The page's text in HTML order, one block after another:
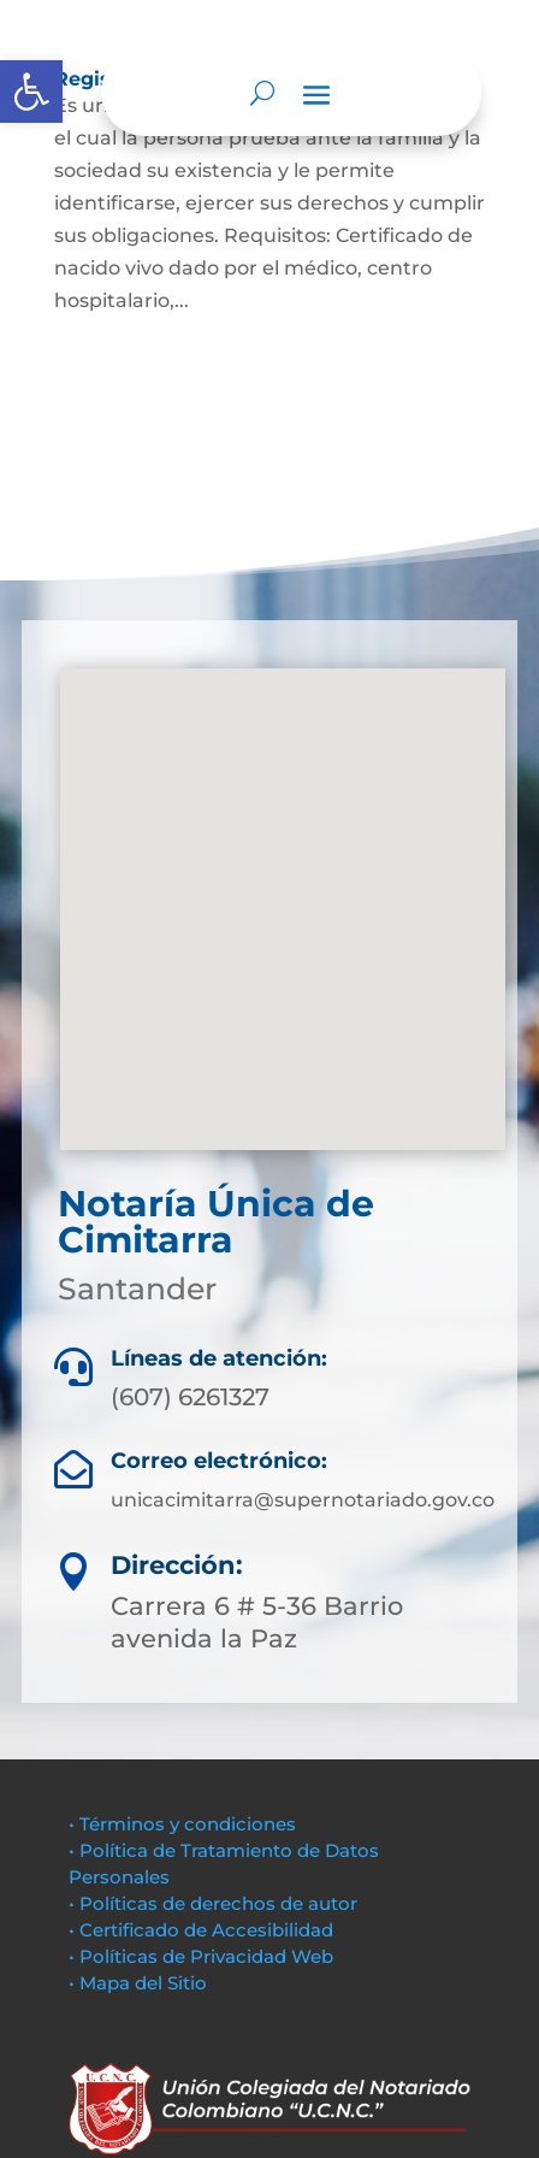
Abrir barra de herramientas
Registro Civil de Nacimiento
Es un documento indispensable mediante
el cual la persona prueba ante la familia y la
sociedad su existencia y le permite
identificarse, ejercer sus derechos y cumplir
sus obligaciones. Requisitos: Certificado de
nacido vivo dado por el médico, centro
hospitalario,...
Notaría Única de
Cimitarra
Santander
 Líneas de atención:
(607) 6261327
 Correo electrónico:
unicacimitarra@supernotariado.gov.co

Dirección:
Carrera 6 # 5-36 Barrio
avenida la Paz
• Términos y condiciones
• Política de Tratamiento de Datos
Personales
• Políticas de derechos de autor
• Certificado de Accesibilidad
• Políticas de Privacidad Web
• Mapa del Sitio